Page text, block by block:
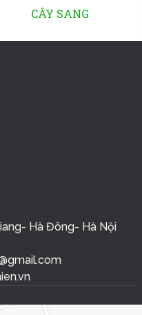
CÂY SANG
Hà Đông- Hà Nội